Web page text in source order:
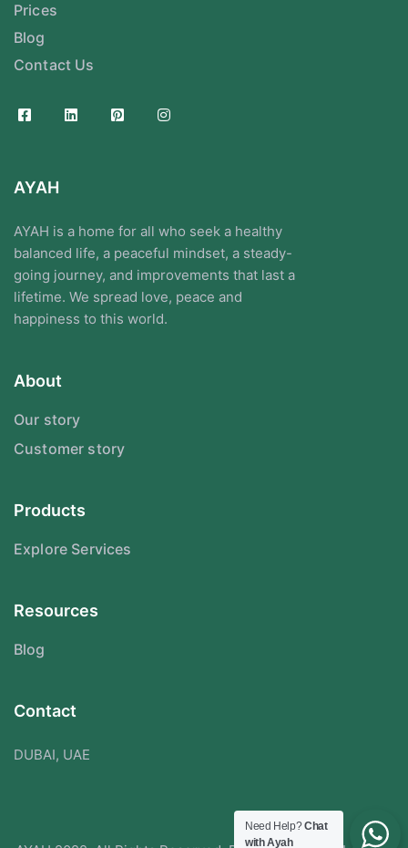
Prices
Blog
Contact Us
AYAH
AYAH is a home for all who seek a healthy
balanced life, a peaceful mindset, a steady-
going journey, and improvements that last a
lifetime. We spread love, peace and
happiness to this world.
About
Our story
Customer story
Products
Explore Services
Resources
Blog
Contact
DUBAI, UAE
Need Help?Chat
with Ayah